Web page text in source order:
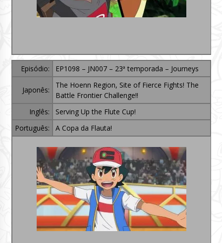
Episódio: EP1098 – JN007 – 23ª temporada – Journeys
Japonês:
The Hoenn Region, Site of Fierce Fights! The
Battle Frontier Challenge!!
Inglês:
Serving Up the Flute Cup!
Português:
A Copa da Flauta!